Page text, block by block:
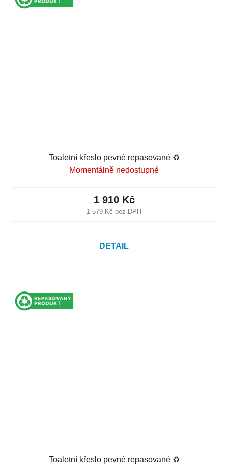
Toaletní křeslo pevné repasované ♻️
Momentálně nedostupné
1 579 Kč bez DPH
1 910 Kč
DETAIL
Toaletní křeslo pevné repasované ♻️